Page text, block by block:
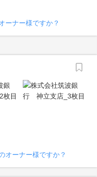
ーナー様ですか？
ーナー様ですか？